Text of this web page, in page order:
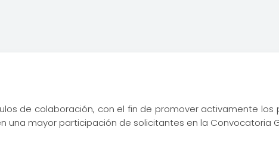
de colaboración, con el fin de promover activamente
una mayor participación de solicitantes en la Convocatoria